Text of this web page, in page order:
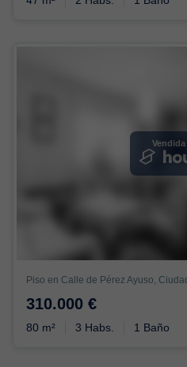
Piso en Calle de Pérez Ayuso,
310.000 €
80 m² 3 Habs. 1 Baño